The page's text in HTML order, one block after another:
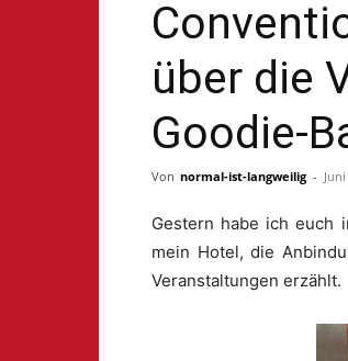
über die
Goodie-
Von normal-ist-langweilig -
Gestern habe ich euch
mein Hotel, die
Veranstaltungen erzählt.